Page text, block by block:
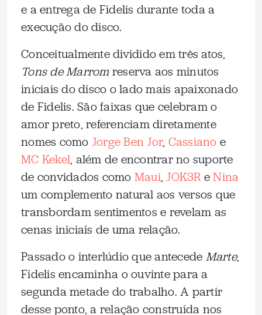
e a entrega de Fidelis durante toda a
execução do disco.
Conceitualmente dividido em três atos,
Tons de Marrom reserva aos minutos
iniciais do disco o lado mais apaixonado
de Fidelis. São faixas que celebram o
amor preto, referenciam diretamente
nomes como Jorge Ben Jor, Cassiano e
MC Kekel, além de encontrar no suporte
de convidados como Maui,JOK3R eNina
um complemento natural aos versos que
transbordam sentimentos e revelam as
cenas iniciais de uma relação.
Passado o interlúdio que antecede Marte,
Fidelis encaminha o ouvinte para a
segunda metade do trabalho. A partir
desse ponto, a relação construída nos